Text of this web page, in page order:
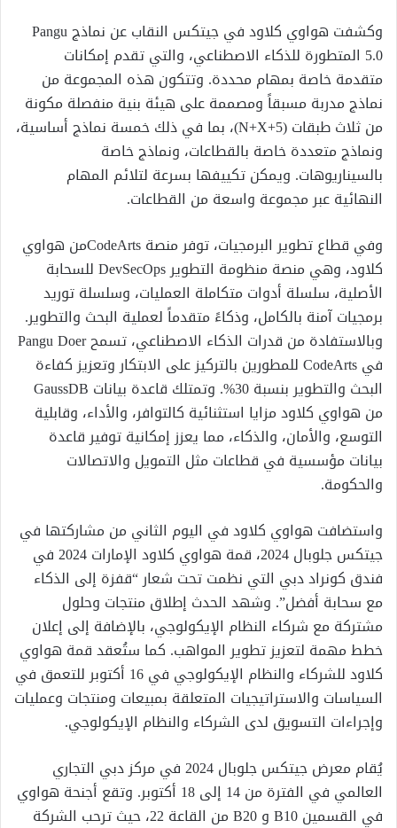
وكشفت هواوي كلاود في جيتكس النقاب عن نماذج Pangu
5.0 المتطورة للذكاء الاصطناعي، والتي تقدم إمكانات
متقدمة خاصة بمهام محددة. وتتكون هذه المجموعة من
نماذج مدربة مسبقاً ومصممة على هيئة بنية منفصلة مكونة
من ثلاث طبقات (5+N+X)، بما في ذلك خمسة نماذج أساسية،
ونماذج متعددة خاصة بالقطاعات، ونماذج خاصة
بالسيناريوهات. ويمكن تكييفها بسرعة لتلائم المهام
النهائية عبر مجموعة واسعة من القطاعات.
وفي قطاع تطوير البرمجيات، توفر منصة CodeArtsمن هواوي
كلاود، وهي منصة منظومة التطوير DevSecOps للسحابة
الأصلية، سلسلة أدوات متكاملة العمليات، وسلسلة توريد
برمجيات آمنة بالكامل، وذكاءً متقدماً لعملية البحث والتطوير.
وبالاستفادة من قدرات الذكاء الاصطناعي، تسمح Pangu Doer
في CodeArts للمطورين بالتركيز على الابتكار وتعزيز كفاءة
البحث والتطوير بنسبة 30%. وتمتلك قاعدة بيانات GaussDB
من هواوي كلاود مزايا استثنائية كالتوافر، والأداء، وقابلية
التوسع، والأمان، والذكاء، مما يعزز إمكانية توفير قاعدة
بيانات مؤسسية في قطاعات مثل التمويل والاتصالات
والحكومة.
واستضافت هواوي كلاود في اليوم الثاني من مشاركتها في
جيتكس جلوبال 2024، قمة هواوي كلاود الإمارات 2024 في
فندق كونراد دبي التي نظمت تحت شعار “قفزة إلى الذكاء
مع سحابة أفضل”. وشهد الحدث إطلاق منتجات وحلول
مشتركة مع شركاء النظام الإيكولوجي، بالإضافة إلى إعلان
خطط مهمة لتعزيز تطوير المواهب. كما ستُعقد قمة هواوي
كلاود للشركاء والنظام الإيكولوجي في 16 أكتوبر للتعمق في
السياسات والاستراتيجيات المتعلقة بمبيعات ومنتجات وعمليات
وإجراءات التسويق لدى الشركاء والنظام الإيكولوجي.
يُقام معرض جيتكس جلوبال 2024 في مركز دبي التجاري
العالمي في الفترة من 14 إلى 18 أكتوبر. وتقع أجنحة هواوي
في القسمين B10 و B20 من القاعة 22، حيث ترحب الشركة